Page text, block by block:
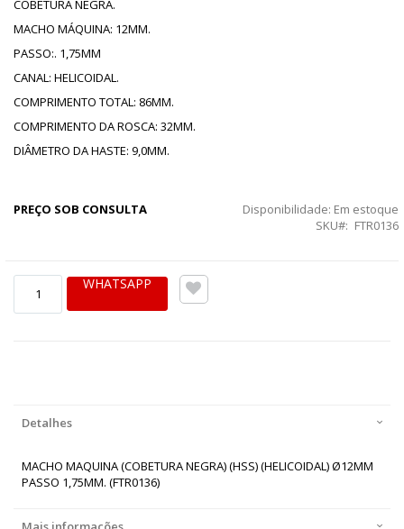
COBETURA NEGRA.
MACHO MÁQUINA: 12MM.
PASSO:. 1,75MM
CANAL: HELICOIDAL.
COMPRIMENTO TOTAL: 86MM.
COMPRIMENTO DA ROSCA: 32MM.
DIÂMETRO DA HASTE: 9,0MM.
PREÇO SOB CONSULTA Disponibilidade: Em estoque
SKU
FTR0136
WHATSAPP
Detalhes
MACHO MAQUINA (COBETURA NEGRA) (HSS) (HELICOIDAL) Ø12MM
PASSO 1,75MM. (FTR0136)